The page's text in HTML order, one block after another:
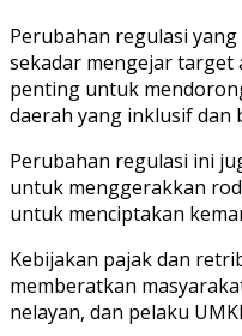
Perubahan regulasi
sekadar mengejar target
penting untuk
daerah yang inklusif dan
Perubahan regulasi ini
untuk menggerakkan
untuk menciptakan
Kebijakan pajak dan
memberatkan
nelayan, dan pelaku